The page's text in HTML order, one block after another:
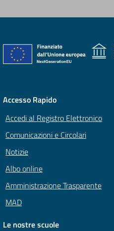
Accesso Rapido
Accedi al Registro Elettronico
Comunicazioni e Circolari
Notizie
Albo online
Amministrazione Trasparente
MAD
Le nostre scuole